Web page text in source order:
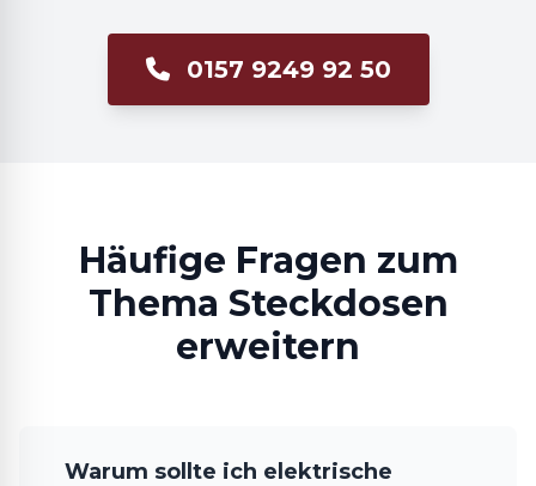
0157 9249 92 50
Häufige Fragen zum
Thema Steckdosen
erweitern
Warum sollte ich elektrische